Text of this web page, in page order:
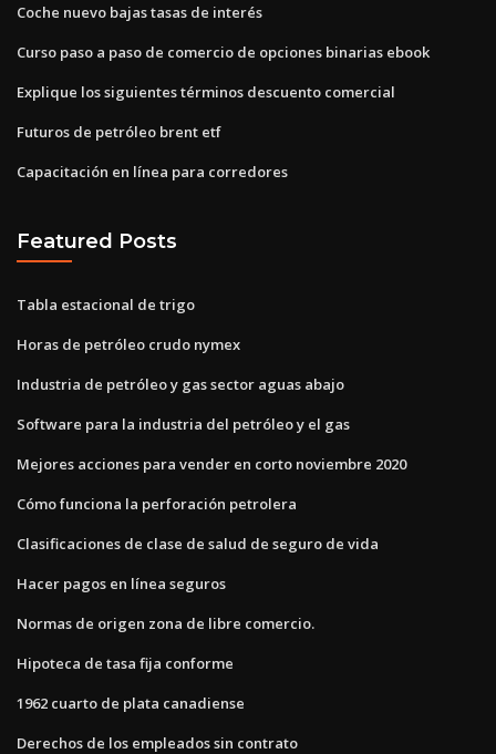
Coche nuevo bajas tasas de interés
Curso paso a paso de comercio de opciones binarias ebook
Explique los siguientes términos descuento comercial
Futuros de petróleo brent etf
Capacitación en línea para corredores
Featured Posts
Tabla estacional de trigo
Horas de petróleo crudo nymex
Industria de petróleo y gas sector aguas abajo
Software para la industria del petróleo y el gas
Mejores acciones para vender en corto noviembre 2020
Cómo funciona la perforación petrolera
Clasificaciones de clase de salud de seguro de vida
Hacer pagos en línea seguros
Normas de origen zona de libre comercio.
Hipoteca de tasa fija conforme
1962 cuarto de plata canadiense
Derechos de los empleados sin contrato